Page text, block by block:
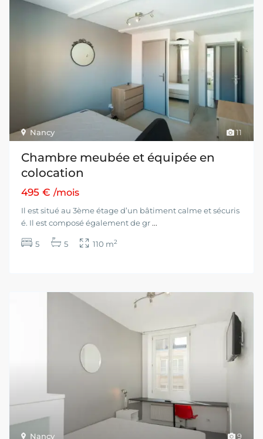
11
Nancy
Chambre meubée et équipée en
colocation
495 €/mois
Il est situé au 3ème étage d’un bâtiment calme et sécuris
é. Il est composé également de gr ...
5 5 110 m2
9
Nancy